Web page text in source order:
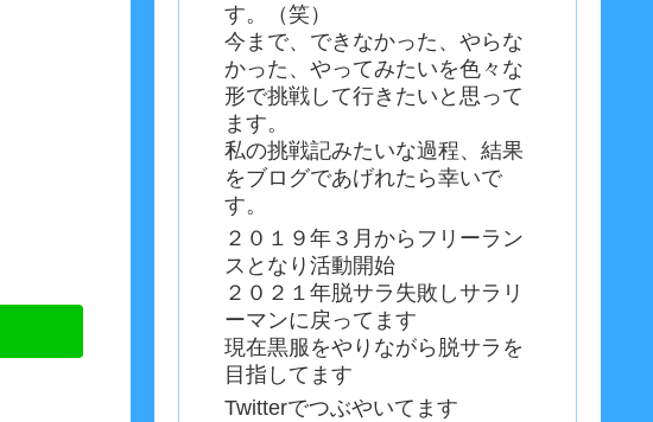
す。（笑）
今まで、できなかった、やらな
かった、やってみたいを色々な
形で挑戦して行きたいと思って
ます。
私の挑戦記みたいな過程、結果
をブログであげれたら幸いで
す。
２０１９年３月からフリーラン
スとなり活動開始
２０２１年脱サラ失敗しサラリ
ーマンに戻ってます
現在黒服をやりながら脱サラを
目指してます
Twitterでつぶやいてます